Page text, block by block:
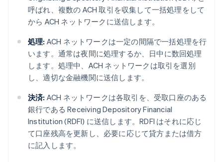
呼ばれ、複数の ACH 取引を収集して一括処理をして
から ACH ネットワークに送信します。
処理: ACH ネットワークは一定の間隔で一括処理を行
います。通常は夜間に処理するか、日中に数回処理
します。処理中、ACH ネットワークは取引を選別
し、適切な金融機関に送信します。
決済: ACH ネットワークは各取引を、受取口座のある
銀行である Receiving Depository Financial
Institution (RDFI) に送信します。RDFI はそれに応じ
て口座残高を更新し、必要に応じて貸方または借方
に記入します。